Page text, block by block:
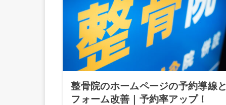
整骨院のホームページの予約導線と
フォーム改善｜予約率アップ！